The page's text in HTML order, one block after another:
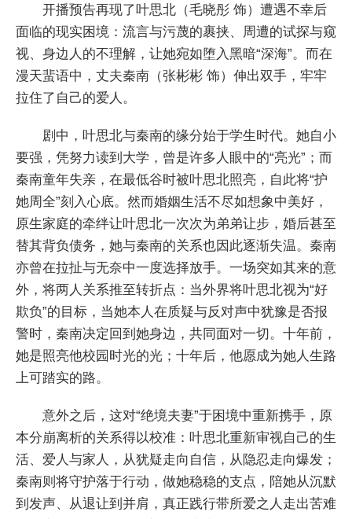
开播预告再现了叶思北（毛晓彤 饰）遭遇不幸后
面临的现实困境：流言与污蔑的裹挟、周遭的试探与窥
视、身边人的不理解，让她宛如堕入黑暗“深海”。而在
漫天蜚语中，丈夫秦南（张彬彬 饰）伸出双手，牢牢
拉住了自己的爱人。
剧中，叶思北与秦南的缘分始于学生时代。她自小
要强，凭努力读到大学，曾是许多人眼中的“亮光”；而
秦南童年失亲，在最低谷时被叶思北照亮，自此将“护
她周全”刻入心底。然而婚姻生活不尽如想象中美好，
原生家庭的牵绊让叶思北一次次为弟弟让步，婚后甚至
替其背负债务，她与秦南的关系也因此逐渐失温。秦南
亦曾在拉扯与无奈中一度选择放手。一场突如其来的意
外，将两人关系推至转折点：当外界将叶思北视为“好
欺负”的目标，当她本人在质疑与反对声中犹豫是否报
警时，秦南决定回到她身边，共同面对一切。十年前，
她是照亮他校园时光的光；十年后，他愿成为她人生路
上可踏实的路。
意外之后，这对“绝境夫妻”于困境中重新携手，原
本分崩离析的关系得以校准：叶思北重新审视自己的生
活、爱人与家人，从犹疑走向自信，从隐忍走向爆发；
秦南则将守护落于行动，做她稳稳的支点，陪她从沉默
到发声、从退让到并肩，真正践行带所爱之人走出苦难